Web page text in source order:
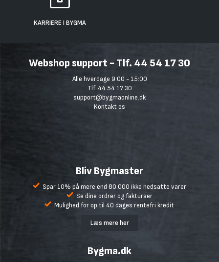
KARRIERE I BYGMA
Webshop support - Tlf. 44 54 17 30
Alle hverdage 9:00 - 15:00
Tlf. 44 54 17 30
support@bygmaonline.dk
Kontakt os
Bliv Bygmaster
Spar 10% på mere end 80.000 ikke nedsatte varer
Se dine ordrer og fakturaer
Mulighed for op til 40 dages rentefri kredit
Læs mere her
Bygma.dk